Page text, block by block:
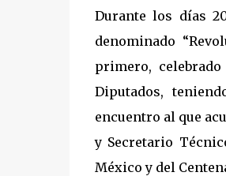
Durante los días
denominado
primero,
Diputados,
encuentro al que
y Secretario
México y del